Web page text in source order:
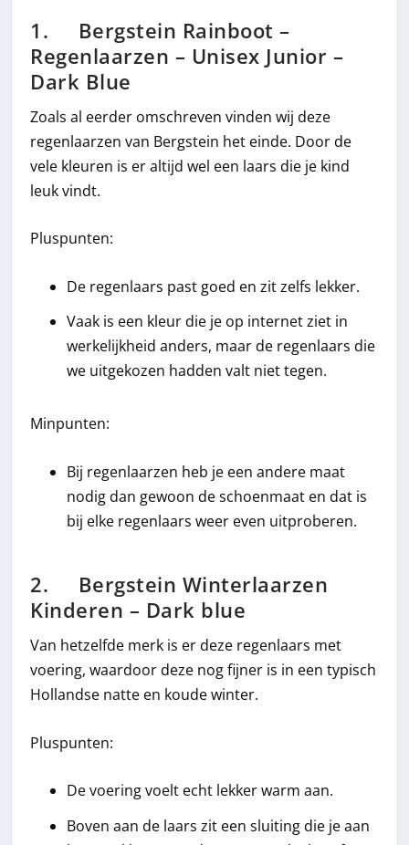
1. Bergstein Rainboot –
Regenlaarzen – Unisex Junior –
Dark Blue
Zoals al eerder omschreven vinden wij deze
regenlaarzen van Bergstein het einde. Door de
vele kleuren is er altijd wel een laars die je kind
leuk vindt.
Pluspunten:
De regenlaars past goed en zit zelfs lekker.
Vaak is een kleur die je op internet ziet in
werkelijkheid anders, maar de regenlaars die
we uitgekozen hadden valt niet tegen.
Minpunten:
Bij regenlaarzen heb je een andere maat
nodig dan gewoon de schoenmaat en dat is
bij elke regenlaars weer even uitproberen.
2. Bergstein Winterlaarzen
Kinderen – Dark blue
Van hetzelfde merk is er deze regenlaars met
voering, waardoor deze nog fijner is in een typisch
Hollandse natte en koude winter.
Pluspunten:
De voering voelt echt lekker warm aan.
Boven aan de laars zit een sluiting die je aan